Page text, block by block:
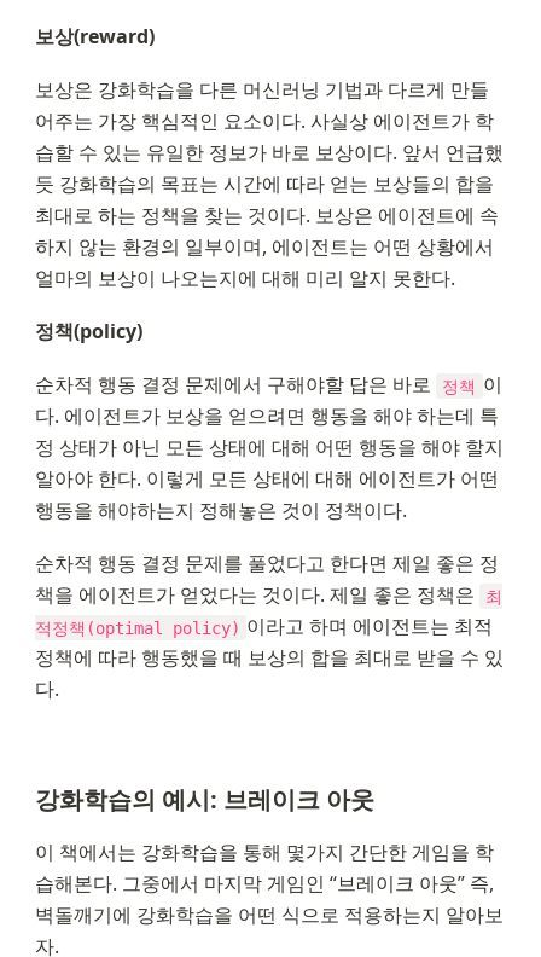
보상(reward)
보상은 강화학습을 다른 머신러닝 기법과 다르게 만들
어주는 가장 핵심적인 요소이다. 사실상 에이전트가 학
습할 수 있는 유일한 정보가 바로 보상이다. 앞서 언급했
듯 강화학습의 목표는 시간에 따라 얻는 보상들의 합을
최대로 하는 정책을 찾는 것이다. 보상은 에이전트에 속
하지 않는 환경의 일부이며, 에이전트는 어떤 상황에서
얼마의 보상이 나오는지에 대해 미리 알지 못한다.
정책(policy)
순차적 행동 결정 문제에서 구해야할 답은 바로
정책 이
다. 에이전트가 보상을 얻으려면 행동을 해야 하는데 특
정 상태가 아닌 모든 상태에 대해 어떤 행동을 해야 할지
알아야 한다. 이렇게 모든 상태에 대해 에이전트가 어떤
행동을 해야하는지 정해놓은 것이 정책이다.
순차적 행동 결정 문제를 풀었다고 한다면 제일 좋은 정
책을 에이전트가 얻었다는 것이다. 제일 좋은 정책은
최
적정책(optimal policy) 이라고 하며 에이전트는 최적
정책에 따라 행동했을 때 보상의 합을 최대로 받을 수 있
다.
강화학습의 예시: 브레이크 아웃
이 책에서는 강화학습을 통해 몇가지 간단한 게임을 학
습해본다. 그중에서 마지막 게임인 “브레이크 아웃” 즉,
벽돌깨기에 강화학습을 어떤 식으로 적용하는지 알아보
자.